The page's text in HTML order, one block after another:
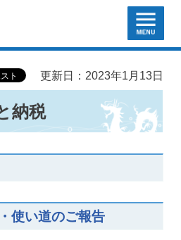
MENU
更新日：2023年1月13日
納税
使い道のご報告